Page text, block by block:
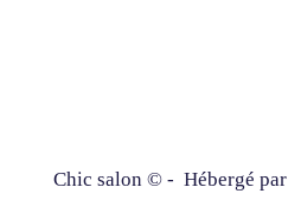
Chic salon © - Hébergé par